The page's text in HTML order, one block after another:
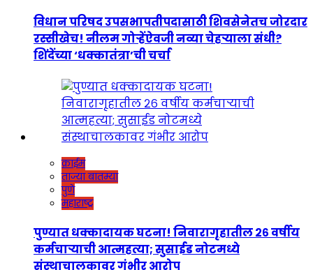
विधान परिषद उपसभापतीपदासाठी शिवसेनेतच जोरदार
रस्सीखेच! नीलम गोऱ्हेंऐवजी नव्या चेहऱ्याला संधी?
शिंदेंच्या ‘धक्कातंत्रा’ची चर्चा
क्राईम
ताज्या बातम्या
पुणे
महाराष्ट्र
पुण्यात धक्कादायक घटना! निवारागृहातील २६ वर्षीय
कर्मचाऱ्याची आत्महत्या; सुसाईड नोटमध्ये
संस्थाचालकावर गंभीर आरोप